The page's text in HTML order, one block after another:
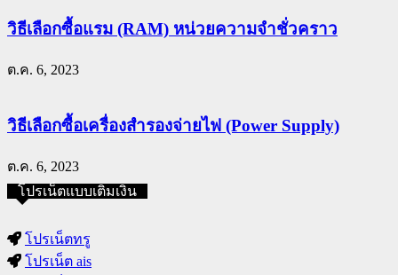
วิธีเลือกซื้อแรม (RAM) หน่วยความจำชั่วคราว
ต.ค. 6, 2023
วิธีเลือกซื้อเครื่องสำรองจ่ายไฟ (Power Supply)
ต.ค. 6, 2023
โปรเน็ตแบบเติมเงิน
โปรเน็ตทรู
โปรเน็ต ais